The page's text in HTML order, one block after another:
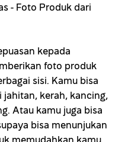
kepada
foto produk
sisi. Kamu bisa
kerah, kancing,
Atau kamu juga bisa
bisa menunjukan